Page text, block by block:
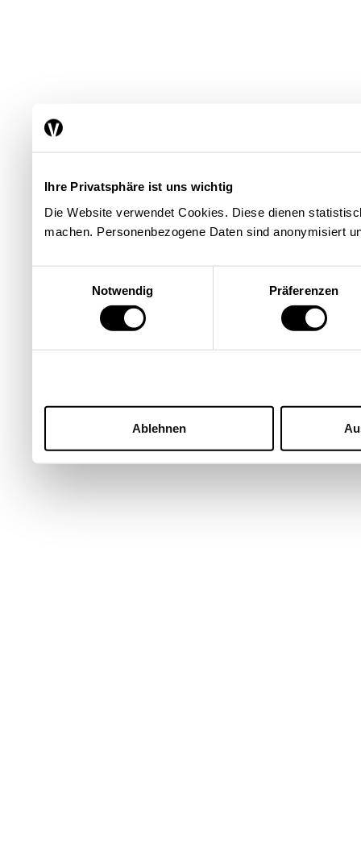
Ihre Privatsphäre ist uns wichtig
Die Website verwendet Cookies. Diese dienen
machen. Personenbezogene Daten sind anonymisiert
Notwendig
Präferenzen
Ablehnen